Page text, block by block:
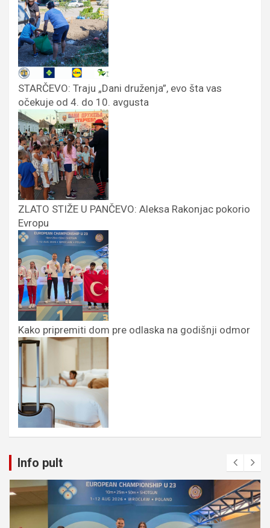
STARČEVO: Traju „Dani druženja”, evo šta vas
očekuje od 4. do 10. avgusta
ZLATO STIŽE U PANČEVO: Aleksa Rakonjac pokorio
Evropu
Kako pripremiti dom pre odlaska na godišnji odmor
Info pult